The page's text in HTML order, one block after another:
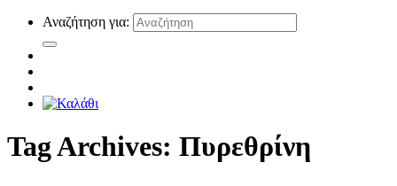
Αναζήτηση για:
Tag Archives: Πυρεθρίνη